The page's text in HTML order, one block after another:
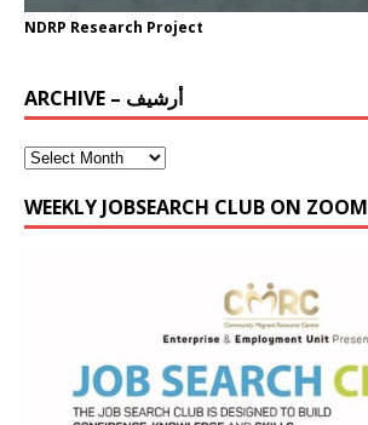
NDRP Research Project
ARCHIVE – أرشيف
WEEKLY JOBSEARCH CLUB ON ZOOM